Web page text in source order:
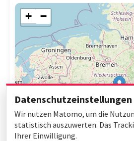
+ −
Datenschutzeinstellungen
Wir nutzen Matomo, um die
statistisch auszuwerten. Das
Ihrer Einwilligung.